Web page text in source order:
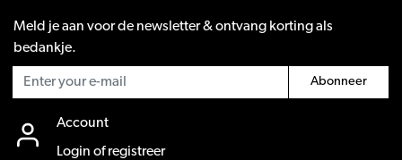
Meld je aan voor de newsletter & ontvang korting als
bedankje.
Abonneer
Account
Login of registreer